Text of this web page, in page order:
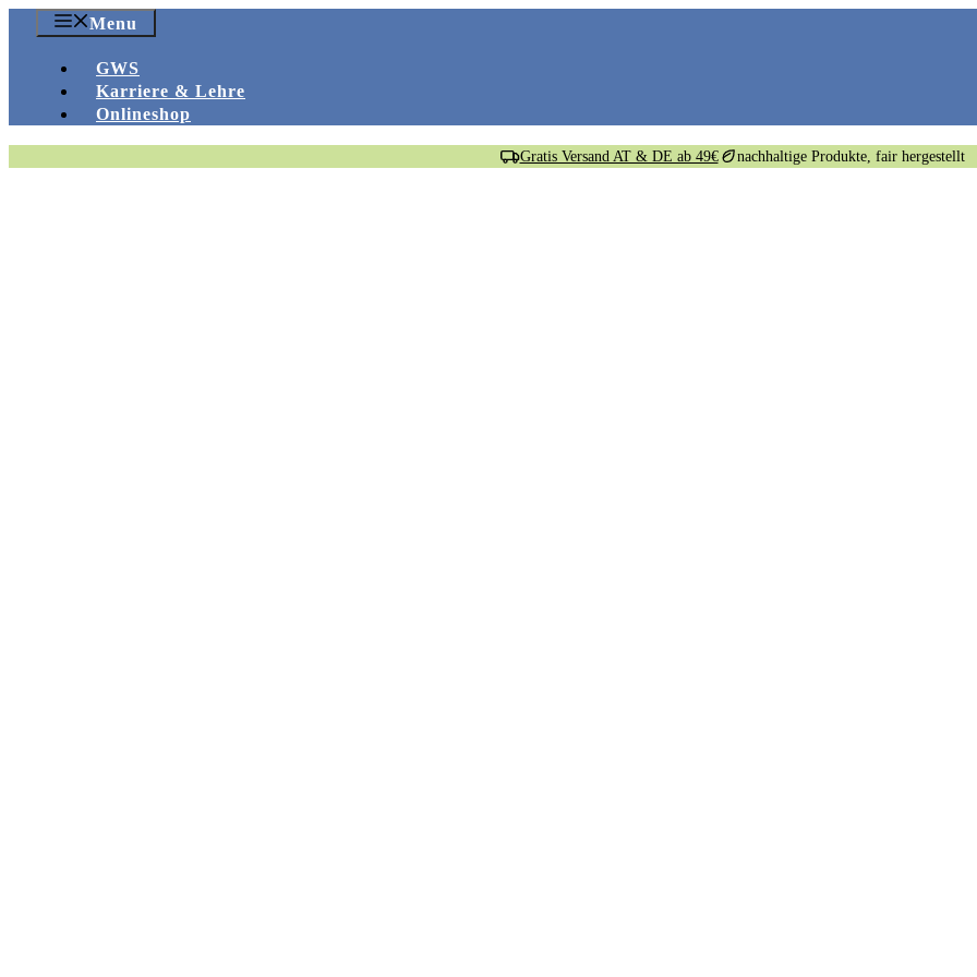
Inhalt
springen
Menu
GWS
Karriere & Lehre
Onlineshop
Gratis Versand AT & DE ab 49€ nachhaltige Produkte, fair hergestellt